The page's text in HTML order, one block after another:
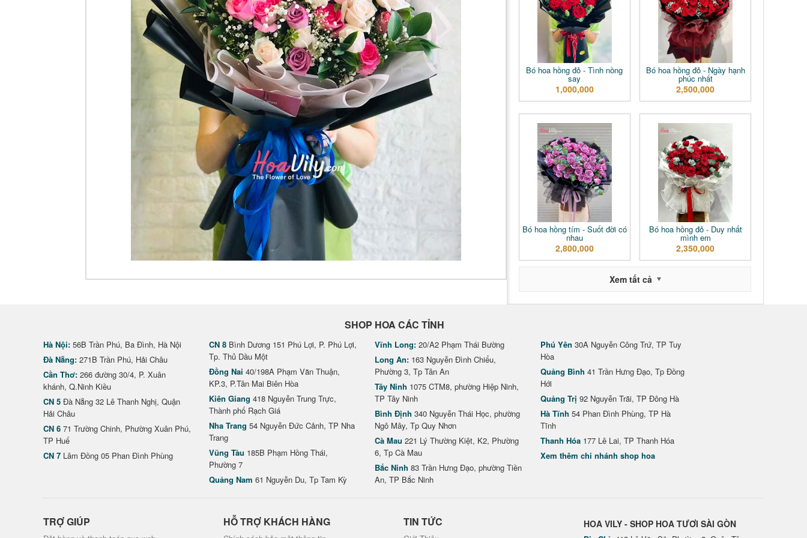
Bó hoa hồng đỏ - Tình nồng
say
1,000,000
Bó hoa hồng đỏ - Ngày hạnh
phúc nhất
2,500,000
Bó hoa hồng tím - Suốt đời có
nhau
2,800,000
Bó hoa hồng đỏ - Duy nhất
mình em
2,350,000
Xem tất cả
SHOP HOA CÁC TỈNH
Hà Nội: 56B Trần Phú, Ba Đình, Hà Nội
Đà Nẵng: 271B Trần Phú, Hải Châu
Cần Thơ: 266 đường 30/4, P. Xuân
khánh, Q.Ninh Kiều
CN 5 Đà Nẵng 32 Lê Thanh Nghị, Quận
Hải Châu
CN 6 71 Trường Chinh, Phường Xuân Phú,
TP Huế
CN 7 Lâm Đồng 05 Phan Đình Phùng
CN 8 Bình Dương 151 Phú Lợi, P. Phú Lợi,
Tp. Thủ Dầu Một
Đồng Nai 40/198A Phạm Văn Thuận,
KP.3, P.Tân Mai Biên Hòa
Kiên Giang 418 Nguyễn Trung Trực,
Thành phố Rạch Giá
Nha Trang 54 Nguyễn Đức Cảnh, TP Nha
Trang
Vũng Tàu 185B Phạm Hồng Thái,
Phường 7
Quảng Nam 61 Nguyễn Du, Tp Tam Kỳ
Vĩnh Long: 20/A2 Phạm Thái Bường
Long An: 163 Nguyễn Đình Chiểu,
Phường 3, Tp Tân An
Tây Ninh 1075 CTM8, phường Hiệp Ninh,
TP Tây Ninh
Bình Định 340 Nguyễn Thái Học, phường
Ngô Mây, Tp Quy Nhơn
Cà Mau 221 Lý Thường Kiệt, K2, Phường
6, Tp Cà Mau
Bắc Ninh 83 Trần Hưng Đạo, phường Tiền
An, TP Bắc Ninh
Phú Yên 30A Nguyễn Công Trứ, TP Tuy
Hòa
Quảng Bình 41 Trần Hưng Đạo, Tp Đồng
Hới
Quảng Trị 92 Nguyễn Trãi, TP Đông Hà
Hà Tĩnh 54 Phan Đình Phùng, TP Hà
Tĩnh
Thanh Hóa 177 Lê Lai, TP Thanh Hóa
Xem thêm chi nhánh shop hoa
TRỢ GIÚP HỖ TRỢ KHÁCH HÀNG TIN TỨC HOA VILY - SHOP HOA TƯƠI SÀI GÒN